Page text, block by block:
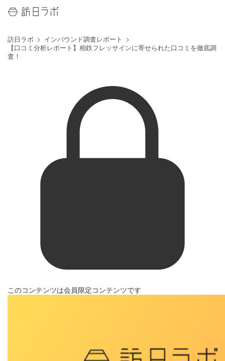
訪日ラボ
インバウンド調査レポート
【口コミ分析レポート】相鉄フレッサインに寄せられた口コミを徹底調
査！
このコンテンツは会員限定コンテンツです